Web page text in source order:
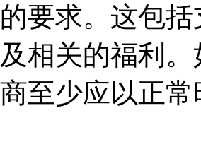
要求。这包
相关的福利
至少应以正